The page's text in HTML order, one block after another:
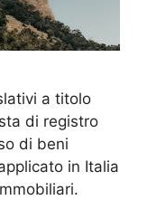
a titolo
di registro
di beni
in Italia